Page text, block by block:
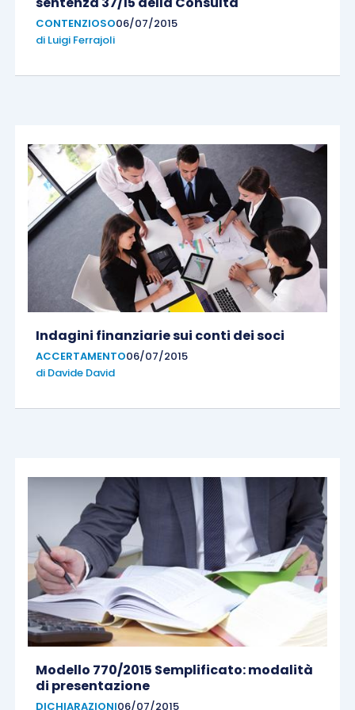
CONTENZIOSO06/07/2015
di Luigi Ferrajoli
Indagini finanziarie sui conti dei soci
ACCERTAMENTO06/07/2015
di Davide David
Modello 770/2015 Semplificato: modalità
di presentazione
DICHIARAZIONI06/07/2015